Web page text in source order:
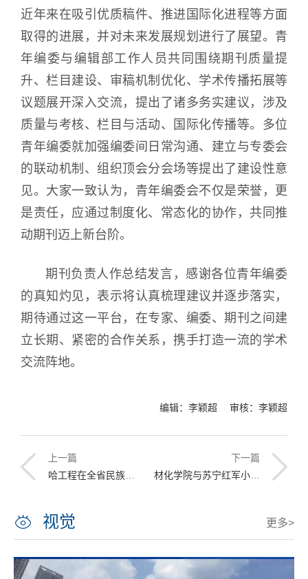
近年来在吸引优质稿件、推进国际化进程等方面
取得的进展，并对未来发展规划进行了展望。青
年编委与编辑部工作人员共同围绕期刊质量提
升、栏目建设、审稿机制优化、学术传播拓展等
议题展开深入交流，提出了诸多务实建议，涉及
质量与考核、栏目与活动、国际化传播等。多位
青年编委就加强编委间日常沟通、建立与专委会
的联动机制、组织顶会分会场等提出了建设性意
见。大家一致认为，青年编委会不仅是荣誉，更
是责任，应通过制度化、常态化的协作，共同推
动期刊迈上新台阶。
期刊负责人作总结发言，感谢各位青年编委
的真知灼见，表示将认真梳理建议并逐步落实，
期待通过这一平台，在专家、编委、期刊之间建
立长期、紧密的合作关系，携手打造一流的学术
交流阵地。
编辑：李颖超 审核：李颖超
上一篇
哈工程在全省民族团结进步模范事迹宣讲活动中展示育人成果
下一篇
材化学院与苏宁红军小学携手打造绿色能源科普课堂
视觉 更多>